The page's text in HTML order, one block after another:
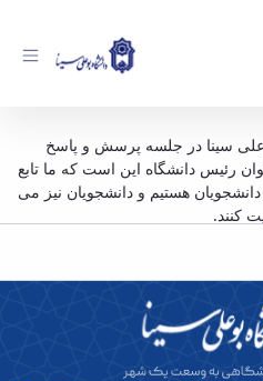
کشور هستیم/ فعالیت
قوانین بلامانع
یک خبرگزاری بود -
بوعلی سینا همدان
سینا در جلسه پرسش و پاسخ
رئیس دانشگاه این است که ما تابع
هستیم و دانشجویان نیز می
کنند.